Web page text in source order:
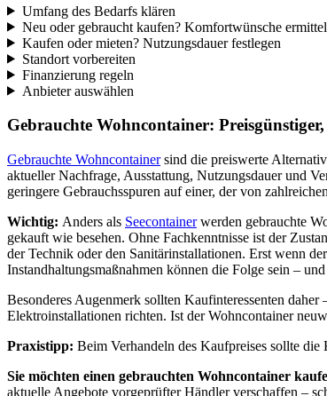
Umfang des Bedarfs klären
Neu oder gebraucht kaufen? Komfortwünsche
Kaufen oder mieten? Nutzungsdauer festlegen
Standort vorbereiten
Finanzierung regeln
Anbieter auswählen
Gebrauchte Wohncontainer:
Gebrauchte Wohncontainersind die preiswerte
aktueller Nachfrage, Ausstattung, Nutzungsdauer und
geringere Gebrauchsspuren auf einer, der von
Wichtig: Anders als Seecontainerwerden gebrauchte
gekauft wie besehen. Ohne Fachkenntnisse ist der
der Technik oder den Sanitärinstallationen. Erst wenn
Instandhaltungsmaßnahmen können die Folge sein –
Besonderes Augenmerk sollten Kaufinteressenten
Elektroinstallationen richten. Ist der Wohncontainer
Praxistipp: Beim Verhandeln des Kaufpreises sollte
Sie möchten einen gebrauchten Wohncontainer
aktuelle Angebote vorgeprüfter Händler verschaffen –